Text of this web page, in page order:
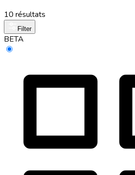
10 résultats
Filter
BETA